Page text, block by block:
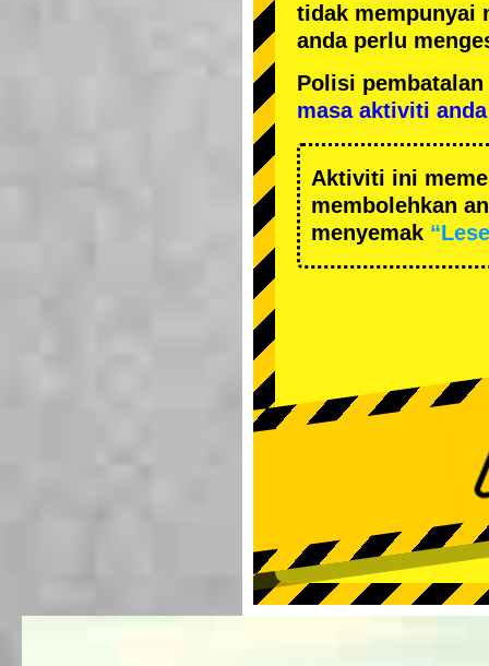
tidak mempunyai
anda perlu
Polisi pembatalan
masa aktiviti anda
Aktiviti ini
membolehkan
menyemak